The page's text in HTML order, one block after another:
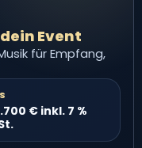
Event
für Empfang,
€ inkl. 7 %